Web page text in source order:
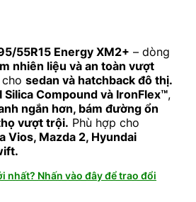
55R15 Energy XM2+ – dòng
nhiên liệu và an toàn vượt
sedan và hatchback đô thị.
Silica Compound và IronFlex™,
ngắn hơn, bám đường ổn
vượt trội. Phù hợp cho
Vios, Mazda 2, Hyundai
nhất? Nhấn vào đây để trao đổi